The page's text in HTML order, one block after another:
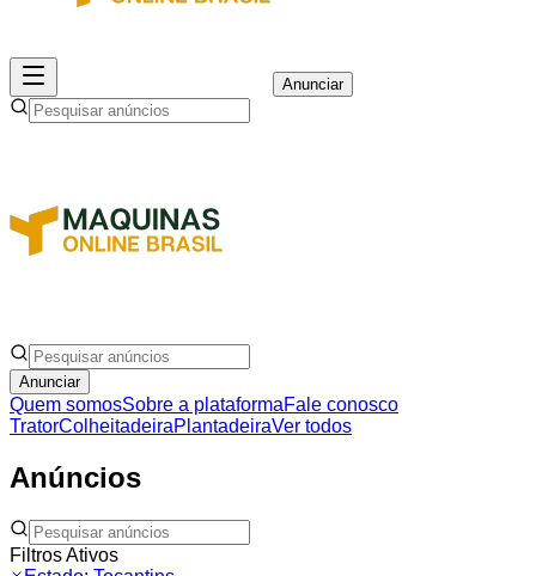
Anunciar
Anunciar
Quem somosSobre a plataformaFale conosco
TratorColheitadeiraPlantadeiraVer todos
Anúncios
Filtros Ativos